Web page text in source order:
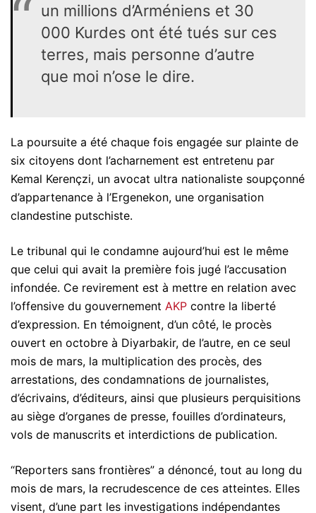
un millions d’Arméniens et 30
000 Kurdes ont été tués sur ces
terres, mais personne d’autre
que moi n’ose le dire.
La poursuite a été chaque fois engagée sur plainte de
six citoyens dont l’acharnement est entretenu par
Kemal Kerençzi, un avocat ultra nationaliste soupçonné
d’appartenance à l’Ergenekon, une organisation
clandestine putschiste.
Le tribunal qui le condamne aujourd’hui est le même
que celui qui avait la première fois jugé l’accusation
infondée. Ce revirement est à mettre en relation avec
l’offensive du gouvernement AKP contre la liberté
d’expression. En témoignent, d’un côté, le procès
ouvert en octobre à Diyarbakir, de l’autre, en ce seul
mois de mars, la multiplication des procès, des
arrestations, des condamnations de journalistes,
d’écrivains, d’éditeurs, ainsi que plusieurs perquisitions
au siège d’organes de presse, fouilles d’ordinateurs,
vols de manuscrits et interdictions de publication.
“Reporters sans frontières” a dénoncé, tout au long du
mois de mars, la recrudescence de ces atteintes. Elles
visent, d’une part les investigations indépendantes